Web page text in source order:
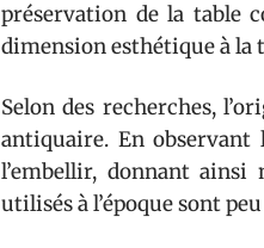
préservation de la table
dimension esthétique à la
Selon des recherches,
antiquaire. En
l’embellir, donnant ainsi
utilisés à l’époque sont